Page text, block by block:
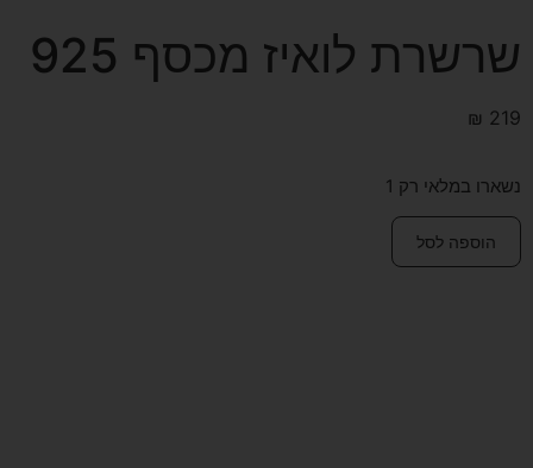
שרשרת לואיז מכסף 925
₪ 219
נשארו במלאי רק 1
הוספה לסל